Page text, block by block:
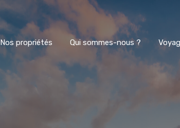
Nos propriétés
Nos propriétés Qui sommes-nous ?